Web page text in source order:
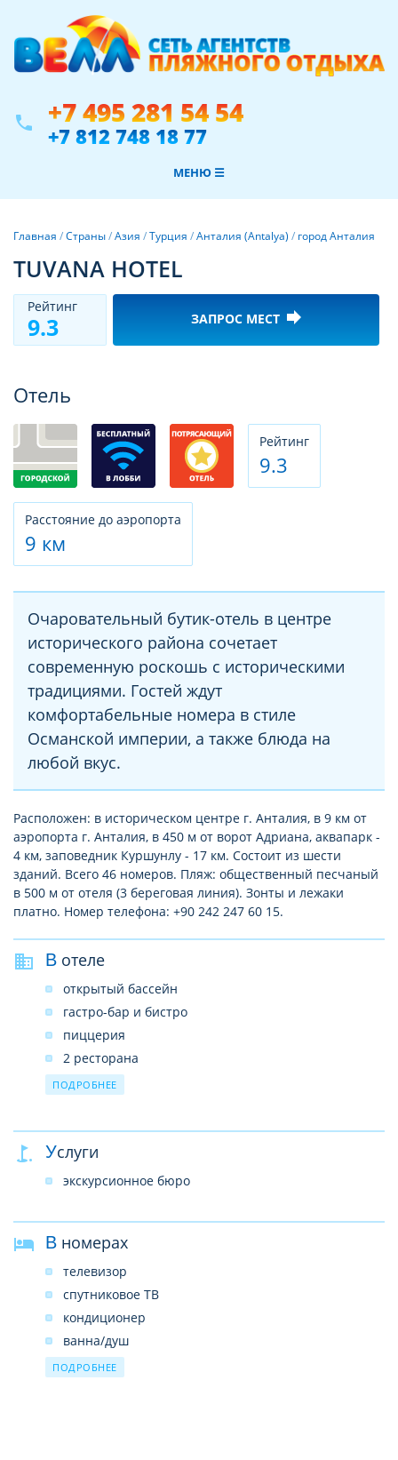
phone +7 495 281 54 54
+7 812 748 18 77
МЕНЮ ☰
Главная /Страны/Азия /Турция /Анталия (Antalya) / город Анталия
TUVANA HOTEL
Рeйтинг
9.3 ЗАПРОС МЕСТ forward
Отель
Рeйтинг
9.3
Расстояние до аэропорта
9 км
Очаровательный бутик-отель в центре
исторического района сочетает
современную роскошь с историческими
традициями. Гостей ждут
комфортабельные номера в стиле
Османской империи, а также блюда на
любой вкус.
Расположен: в историческом центре г. Анталия, в 9 км от
аэропорта г. Анталия, в 450 м от ворот Адриана, аквапарк -
4 км, заповедник Куршунлу - 17 км. Состоит из шести
зданий. Всего 46 номеров. Пляж: общественный песчаный
в 500 м от отеля (3 береговая линия). Зонты и лежаки
платно. Номер телефона: +90 242 247 60 15.
В отеле
открытый бассейн
гастро-бар и бистро
пиццерия
2 ресторана
стойка регистрации 24 часа
ПОДРОБНЕЕ
Услуги
экскурсионное бюро
В номерах
телевизор
спутниковое ТВ
кондиционер
ванна/душ
фен
ПОДРОБНЕЕ